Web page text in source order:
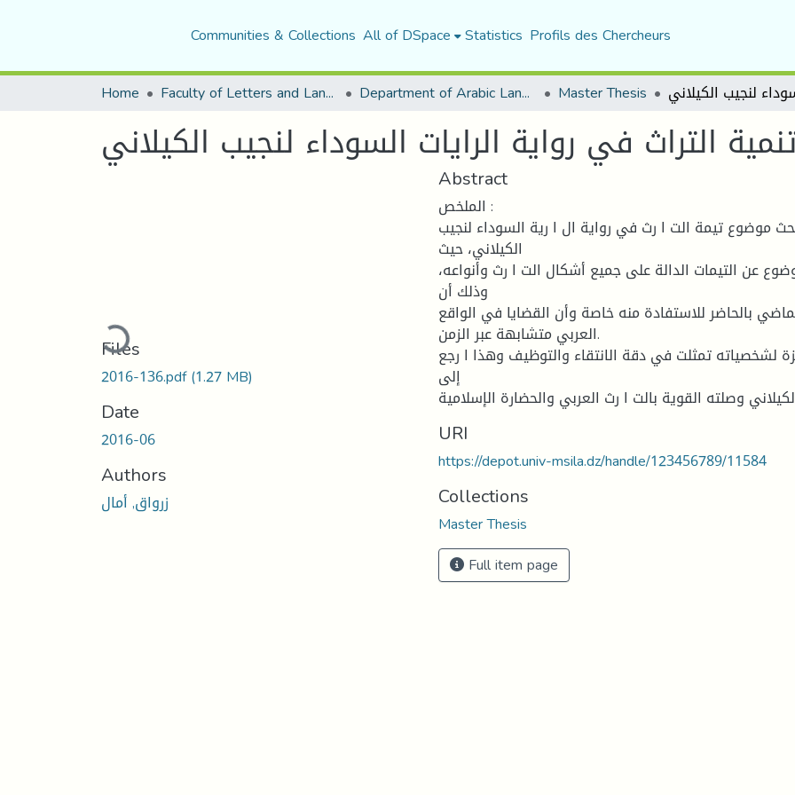
Communities & Collections All of DSpace Statistics Profils des Chercheurs
Home Faculty of Letters and Languages Department of Arabic Language and Literature Master Thesis
التراث في رواية الرايات السوداء لنجيب الكيلاني
Loading...
Files
2016-136.pdf(1.27 MB)
Date
2016-06
Authors
زرواق, أمال
Abstract
الملخص :
موضوع تيمة الت ا رث في رواية ال ا رية السوداء لنجيب
الكيلاني، حيث
عن التيمات الدالة على جميع أشكال الت ا رث وأنواعه،
وذلك أن
بالحاضر للاستفادة منه خاصة وأن القضايا في الواقع
العربي متشابهة عبر الزمن.
لشخصياته تمثلت في دقة الانتقاء والتوظيف وهذا ا رجع
إلى
URI
https://depot.univ-msila.dz/handle/123456789/11584
Collections
Master Thesis
Full item page